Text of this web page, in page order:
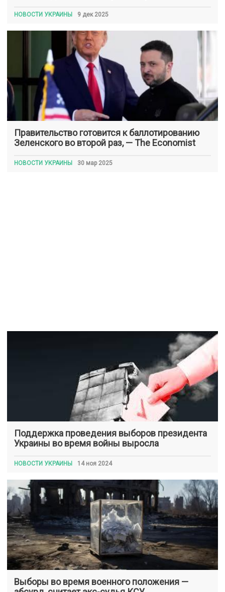
НОВОСТИ УКРАИНЫ 9 дек 2025
Правительство готовится к баллотированию
Зеленского во второй раз, — The Economist
НОВОСТИ УКРАИНЫ 30 мар 2025
Поддержка проведения выборов президента
Украины во время войны выросла
НОВОСТИ УКРАИНЫ 14 ноя 2024
Выборы во время военного положения —